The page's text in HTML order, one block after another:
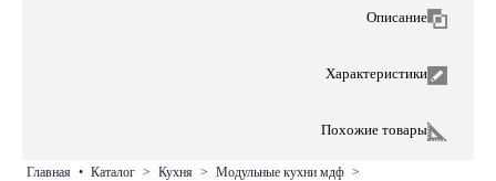
Описание
Характеристики
Похожие товары
главная • каталог > кухня > модульные кухни мдф >